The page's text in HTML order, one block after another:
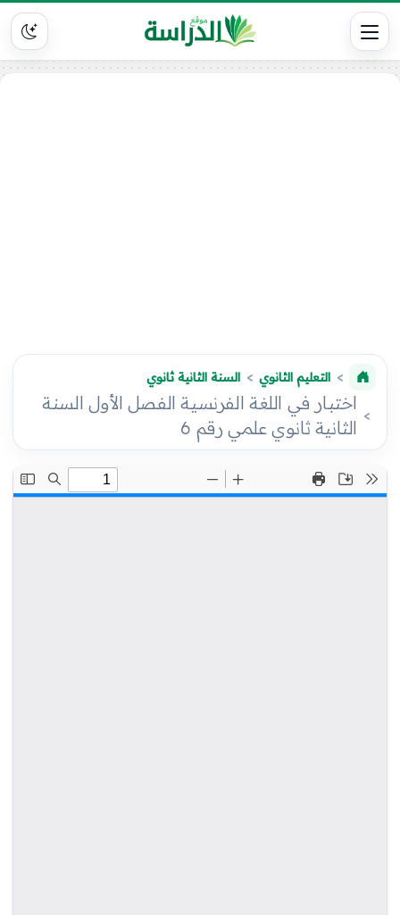
التعليم الثانوي السنة الثانية ثانوي
اختبار في اللغة الفرنسية الفصل الأول السنة
الثانية ثانوي علمي رقم 6